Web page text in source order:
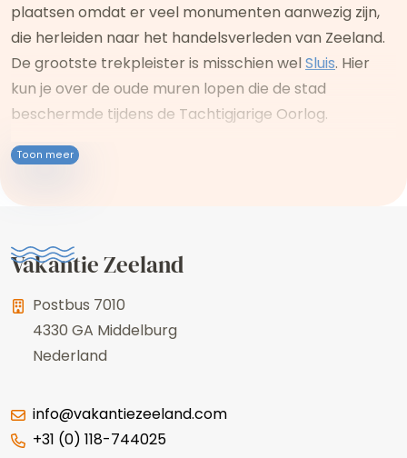
plaatsen omdat er veel monumenten aanwezig zijn,
die herleiden naar het handelsverleden van Zeeland.
De grootste trekpleister is misschien welSluis. Hier
kun je over de oude muren lopen die de stad
beschermde tijdens de Tachtigjarige Oorlog.
Toon meer
Vakantie Zeeland
Postbus 7010
4330 GA Middelburg
Nederland
info@vakantiezeeland.com
+31 (0) 118-744025